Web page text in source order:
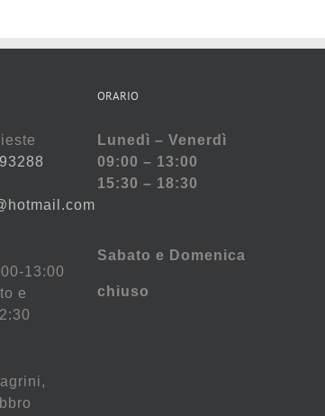
13:00
e
ORARIO
Lunedì – Venerdì
09:00 – 13:00
15:30 – 18:30
Sabato e Domenica
chiuso